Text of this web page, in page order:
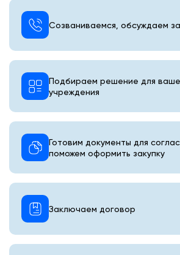
Созваниваемся, обсуждаем
Подбираем решение для
учреждения
Готовим документы для
поможем оформить закупку
Заключаем договор